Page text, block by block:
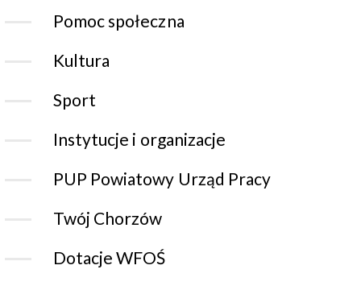
Pomoc społeczna
Kultura
Sport
Instytucje i organizacje
PUP Powiatowy Urząd Pracy
Twój Chorzów
Dotacje WFOŚ